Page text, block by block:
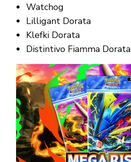
Watchog
Lilligant Dorata
Klefki Dorata
Distintivo Fiamma Dorata